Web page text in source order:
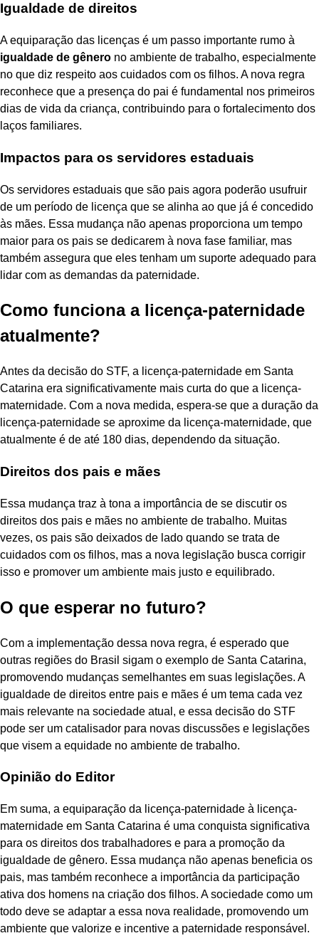
Igualdade de direitos
A equiparação das licenças é um passo importante rumo à
igualdade de gênero no ambiente de trabalho, especialmente
no que diz respeito aos cuidados com os filhos. A nova regra
reconhece que a presença do pai é fundamental nos primeiros
dias de vida da criança, contribuindo para o fortalecimento dos
laços familiares.
Impactos para os servidores estaduais
Os servidores estaduais que são pais agora poderão usufruir
de um período de licença que se alinha ao que já é concedido
às mães. Essa mudança não apenas proporciona um tempo
maior para os pais se dedicarem à nova fase familiar, mas
também assegura que eles tenham um suporte adequado para
lidar com as demandas da paternidade.
Como funciona a licença-paternidade
atualmente?
Antes da decisão do STF, a licença-paternidade em Santa
Catarina era significativamente mais curta do que a licença-
maternidade. Com a nova medida, espera-se que a duração da
licença-paternidade se aproxime da licença-maternidade, que
atualmente é de até 180 dias, dependendo da situação.
Direitos dos pais e mães
Essa mudança traz à tona a importância de se discutir os
direitos dos pais e mães no ambiente de trabalho. Muitas
vezes, os pais são deixados de lado quando se trata de
cuidados com os filhos, mas a nova legislação busca corrigir
isso e promover um ambiente mais justo e equilibrado.
O que esperar no futuro?
Com a implementação dessa nova regra, é esperado que
outras regiões do Brasil sigam o exemplo de Santa Catarina,
promovendo mudanças semelhantes em suas legislações. A
igualdade de direitos entre pais e mães é um tema cada vez
mais relevante na sociedade atual, e essa decisão do STF
pode ser um catalisador para novas discussões e legislações
que visem a equidade no ambiente de trabalho.
Opinião do Editor
Em suma, a equiparação da licença-paternidade à licença-
maternidade em Santa Catarina é uma conquista significativa
para os direitos dos trabalhadores e para a promoção da
igualdade de gênero. Essa mudança não apenas beneficia os
pais, mas também reconhece a importância da participação
ativa dos homens na criação dos filhos. A sociedade como um
todo deve se adaptar a essa nova realidade, promovendo um
ambiente que valorize e incentive a paternidade responsável.